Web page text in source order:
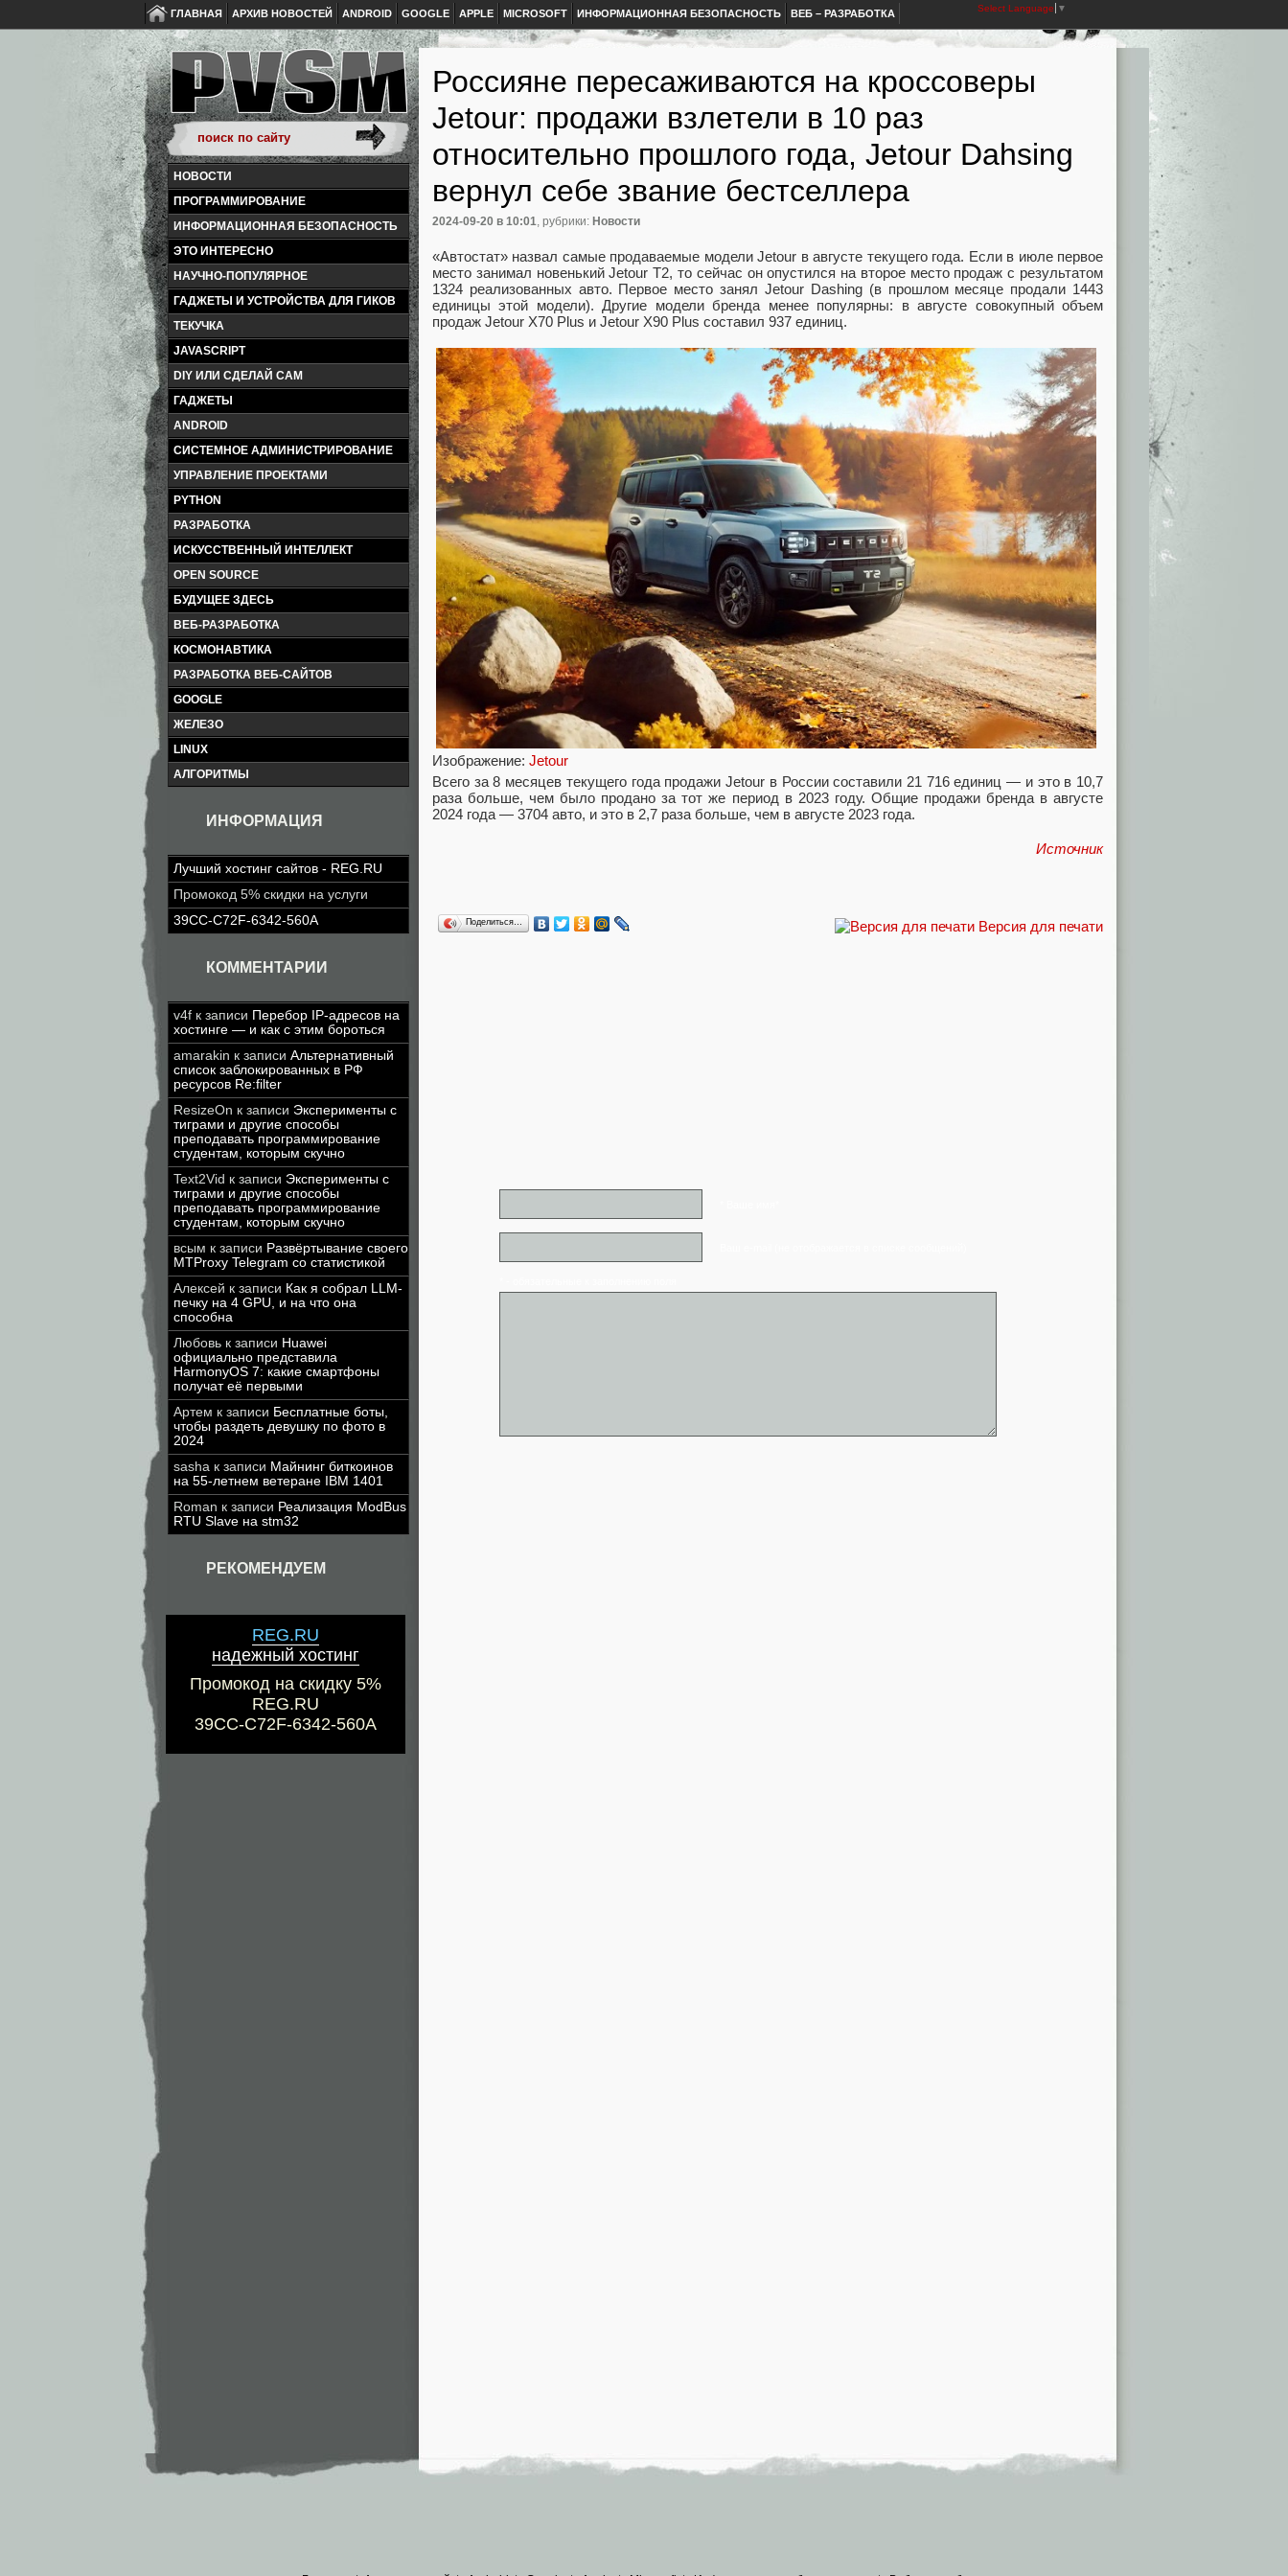
ГЛАВНАЯ АРХИВ НОВОСТЕЙ ANDROID GOOGLE APPLE MICROSOFT ИНФОРМАЦИОННАЯ БЕЗОПАСНОСТЬ ВЕБ – РАЗРАБОТКА Select Language ▼
НОВОСТИ
ПРОГРАММИРОВАНИЕ
ИНФОРМАЦИОННАЯ БЕЗОПАСНОСТЬ
ЭТО ИНТЕРЕСНО
НАУЧНО-ПОПУЛЯРНОЕ
ГАДЖЕТЫ И УСТРОЙСТВА ДЛЯ ГИКОВ
ТЕКУЧКА
JAVASCRIPT
DIY ИЛИ СДЕЛАЙ САМ
ГАДЖЕТЫ
ANDROID
СИСТЕМНОЕ АДМИНИСТРИРОВАНИЕ
УПРАВЛЕНИЕ ПРОЕКТАМИ
PYTHON
РАЗРАБОТКА
ИСКУССТВЕННЫЙ ИНТЕЛЛЕКТ
OPEN SOURCE
БУДУЩЕЕ ЗДЕСЬ
ВЕБ-РАЗРАБОТКА
КОСМОНАВТИКА
РАЗРАБОТКА ВЕБ-САЙТОВ
GOOGLE
ЖЕЛЕЗО
LINUX
АЛГОРИТМЫ
ИНФОРМАЦИЯ
Лучший хостинг сайтов - REG.RU
Промокод 5% скидки на услуги
39CC-C72F-6342-560A
КОММЕНТАРИИ
v4f к записи Перебор IP-адресов на
хостинге — и как с этим бороться
amarakin к записи Альтернативный
список заблокированных в РФ
ресурсов Re:filter
ResizeOn к записи Эксперименты с
тиграми и другие способы
преподавать программирование
студентам, которым скучно
Text2Vid к записи Эксперименты с
тиграми и другие способы
преподавать программирование
студентам, которым скучно
всым к записи Развёртывание своего
MTProxy Telegram со статистикой
Алексей к записи Как я собрал LLM-
печку на 4 GPU, и на что она
способна
Любовь к записи Huawei
официально представила
HarmonyOS 7: какие смартфоны
получат её первыми
Артем к записи Бесплатные боты,
чтобы раздеть девушку по фото в
2024
sasha к записи Майнинг биткоинов
на 55-летнем ветеране IBM 1401
Roman к записи Реализация ModBus
RTU Slave на stm32
РЕКОМЕНДУЕМ
REG.RU
надежный хостинг
Промокод на скидку 5%
REG.RU
39CC-C72F-6342-560A
Россияне пересаживаются на кроссоверы
Jetour: продажи взлетели в 10 раз
относительно прошлого года, Jetour Dahsing
вернул себе звание бестселлера
2024-09-20 в 10:01, рубрики: Новости
«Автостат» назвал самые продаваемые модели Jetour в августе текущего года. Если в июле первое
место занимал новенький Jetour T2, то сейчас он опустился на второе место продаж с результатом
1324 реализованных авто. Первое место занял Jetour Dashing (в прошлом месяце продали 1443
единицы этой модели). Другие модели бренда менее популярны: в августе совокупный объем
продаж Jetour X70 Plus и Jetour X90 Plus составил 937 единиц.
Изображение: Jetour
Всего за 8 месяцев текущего года продажи Jetour в России составили 21 716 единиц — и это в 10,7
раза больше, чем было продано за тот же период в 2023 году. Общие продажи бренда в августе
2024 года — 3704 авто, и это в 2,7 раза больше, чем в августе 2023 года.
Источник
Версия для печати
Поделиться…